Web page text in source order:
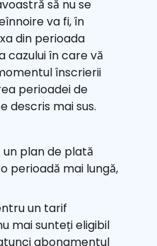
să nu se
va fi, în
din perioada
cazului în care vă
înscrierii
perioadei de
descris mai sus.
plan de plată
perioadă mai lungă,
un tarif
mai sunteți eligibil
abonamentul